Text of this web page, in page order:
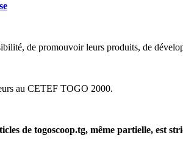
de promouvoir leurs produits, de
au CETEF TOGO 2000.
de togoscoop.tg, même partielle, est